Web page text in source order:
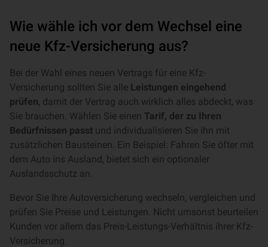
Wie wähle ich vor dem Wechsel eine
neue Kfz-Versicherung aus?
Bei der Wahl eines neuen Vertrags für eine Kfz-
Versicherung sollten Sie alle Leistungen eingehend
prüfen, damit der Vertrag auch wirklich alles abdeckt, was
Sie brauchen. Wählen Sie einen Tarif, der zu Ihren
Bedürfnissen passt und individualisieren Sie ihn mit
zusätzlichen Bausteinen. Ein Beispiel: Fahren Sie öfter mit
dem Auto ins Ausland, bietet sich ein optionaler
Auslandsschutz an.
Bevor Sie Ihre Autoversicherung wechseln, vergleichen und
prüfen Sie Preise und Leistungen. Nicht umsonst beurteilen
Kunden vor allem das Preis-Leistungs-Verhältnis ihrer Kfz-
Versicherung.